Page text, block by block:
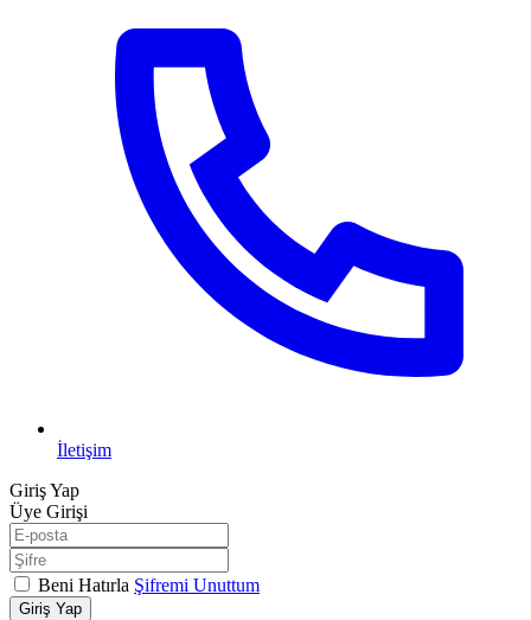
İletişim
Giriş Yap
Üye Girişi
Beni Hatırla Şifremi Unuttum
Giriş Yap